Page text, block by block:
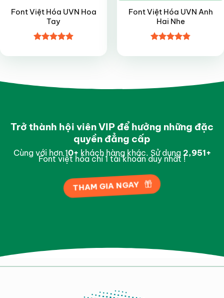
Font Việt Hóa UVN Hoa
Tay
hạng4.95
Font Việt Hóa UVN Anh
Hai Nhe
hạng4.85
Trở thành hội viên VIP để hưởng những đặc
quyền đẳng cấp
Cùng với hơn 10+khách hàng khác. Sử dụng 2,995+
Font việt hóa chỉ 1 tài khoản duy nhất !
THAM GIA NGAY